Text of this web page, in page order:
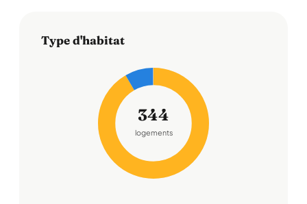
Type d'habitat
344
logements